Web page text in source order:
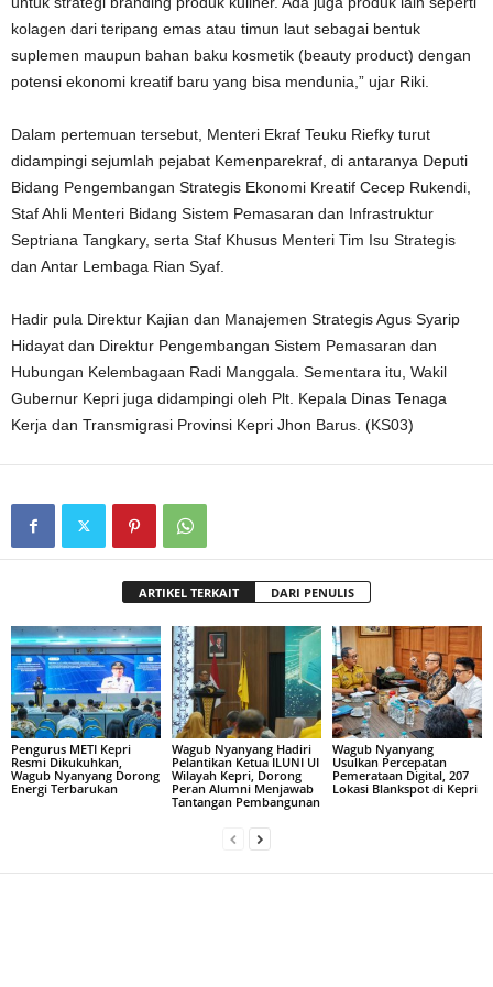
kolagen dari teripang emas atau timun laut sebagai bentuk
suplemen maupun bahan baku kosmetik (beauty product) dengan
potensi ekonomi kreatif baru yang bisa mendunia,” ujar Riki.
Dalam pertemuan tersebut, Menteri Ekraf Teuku Riefky turut
didampingi sejumlah pejabat Kemenparekraf, di antaranya Deputi
Bidang Pengembangan Strategis Ekonomi Kreatif Cecep Rukendi,
Staf Ahli Menteri Bidang Sistem Pemasaran dan Infrastruktur
Septriana Tangkary, serta Staf Khusus Menteri Tim Isu Strategis
dan Antar Lembaga Rian Syaf.
Hadir pula Direktur Kajian dan Manajemen Strategis Agus Syarip
Hidayat dan Direktur Pengembangan Sistem Pemasaran dan
Hubungan Kelembagaan Radi Manggala. Sementara itu, Wakil
Gubernur Kepri juga didampingi oleh Plt. Kepala Dinas Tenaga
Kerja dan Transmigrasi Provinsi Kepri Jhon Barus. (KS03)
ARTIKEL TERKAIT DARI PENULIS
Pengurus METI Kepri
Resmi Dikukuhkan,
Wagub Nyanyang Dorong
Energi Terbarukan
Wagub Nyanyang Hadiri
Pelantikan Ketua ILUNI UI
Wilayah Kepri, Dorong
Peran Alumni Menjawab
Tantangan Pembangunan
Wagub Nyanyang
Usulkan Percepatan
Pemerataan Digital, 207
Lokasi Blankspot di Kepri